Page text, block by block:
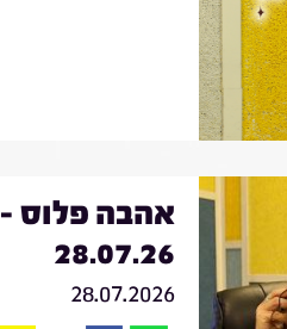
אהבה פלוס -
28.07.26
28.07.2026